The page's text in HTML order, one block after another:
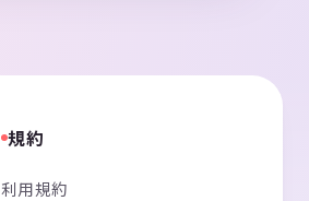
規約
利用規約